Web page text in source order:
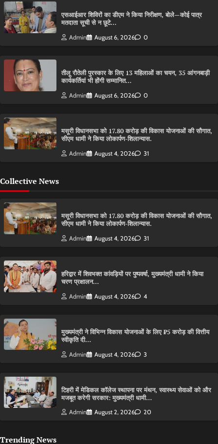
एसआईआर शिविरों का डीएम ने किया निरीक्षण, बोले—कोई पात्र
मतदाता सूची से न छूटे…
Admin August 6, 2026 0
तीलू रौतेली पुरस्कार के लिए 13 महिलाओं का चयन, 35 आंगनबाड़ी
कार्यकर्तियां भी होंगी सम्मानित…
Admin August 6, 2026 0
मसूरी विधानसभा को 17.80 करोड़ की विकास योजनाओं की सौगात,
सीएम धामी ने किया लोकार्पण-शिलान्यास.
Admin August 4, 2026 31
Collective News
मसूरी विधानसभा को 17.80 करोड़ की विकास योजनाओं की सौगात,
सीएम धामी ने किया लोकार्पण-शिलान्यास.
Admin August 4, 2026 31
हरिद्वार में शिवभक्त कांवड़ियों पर पुष्पवर्षा, मुख्यमंत्री धामी ने किया
चरण प्रक्षालन…
Admin August 4, 2026 4
मुख्यमंत्री ने विभिन्न विकास योजनाओं के लिए ₹5 करोड़ की वित्तीय
स्वीकृति दी…
Admin August 4, 2026 3
टिहरी में मेडिकल कॉलेज स्थापना पर मंथन, स्वास्थ्य सेवाओं को और
मजबूत करेगी सरकार: मुख्यमंत्री धामी…
Admin August 2, 2026 20
Trending News